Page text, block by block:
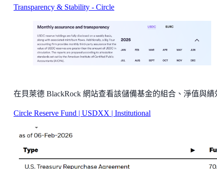
Transparency & Stability - Circle
在貝萊德 BlackRock 網站查看該儲備基金的組合、淨值與績
Circle Reserve Fund | USDXX | Institutional